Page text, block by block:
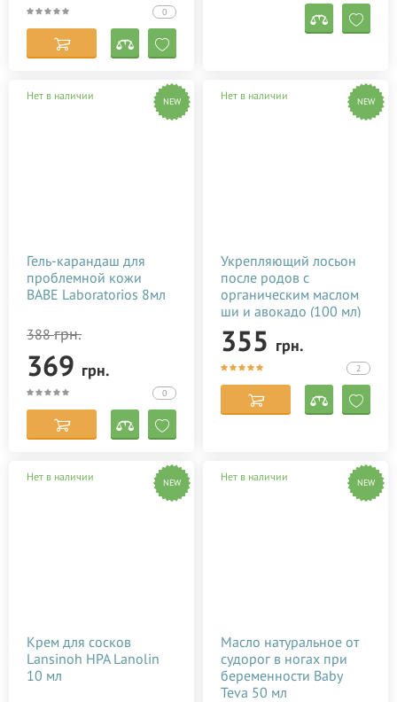
0
Нет в наличии NEW
Гель-карандаш для
проблемной кожи
BABE Laboratorios 8мл
388грн.
369 грн.
0
Нет в наличии NEW
Укрепляющий лосьон
после родов с
органическим маслом
ши и авокадо (100 мл)
355 грн.
2
Нет в наличии NEW
Крем для сосков
Lansinoh HPA Lanolin
10 мл
Нет в наличии NEW
Масло натуральное от
судорог в ногах при
беременности Baby
Teva 50 мл